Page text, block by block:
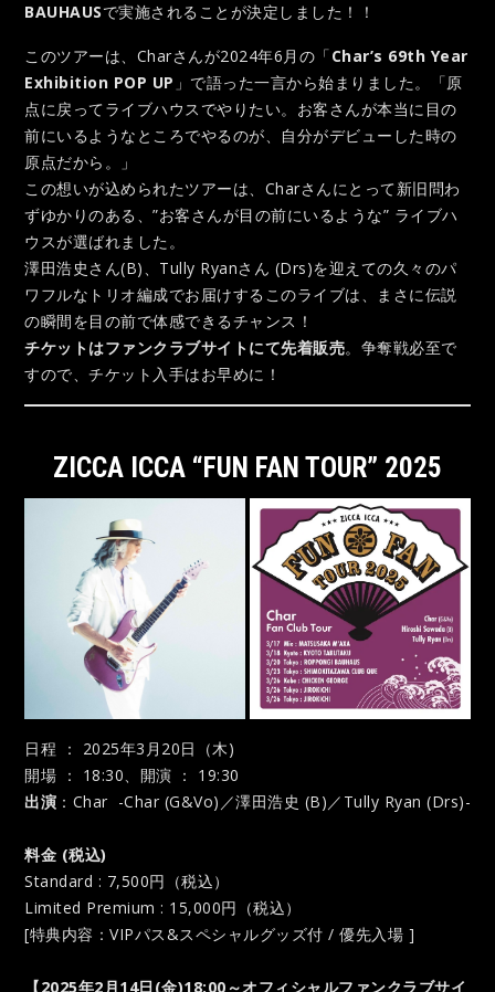
BAUHAUSで実施されることが決定しました！！
このツアーは、Charさんが2024年6月の「Char’s 69th Year
Exhibition POP UP 」で語った一言から始まりました。「原
点に戻ってライブハウスでやりたい。お客さんが本当に目の
前にいるようなところでやるのが、自分がデビューした時の
原点だから。」
この想いが込められたツアーは、Charさんにとって新旧問わ
ずゆかりのある、”お客さんが目の前にいるような” ライブハ
ウスが選ばれました。
澤田浩史さん(B)、Tully Ryanさん (Drs)を迎えての久々のパ
ワフルなトリオ編成でお届けするこのライブは、まさに伝説
の瞬間を目の前で体感できるチャンス！
チケットはファンクラブサイトにて先着販売。争奪戦必至で
すので、チケット入手はお早めに！
ZICCA ICCA “FUN FAN TOUR” 2025
日程 ： 2025年3月20日（木)
開場 ： 18:30、開演 ： 19:30
出演 ：Char -Char (G&Vo)／澤田浩史 (B)／Tully Ryan (Drs)-
料金 (税込)
Standard : 7,500円（税込）
Limited Premium : 15,000円（税込）
[特典内容：VIPパス&スペシャルグッズ付 / 優先入場 ]
【2025年2月14日(金)18:00～オフィシャルファンクラブサイ